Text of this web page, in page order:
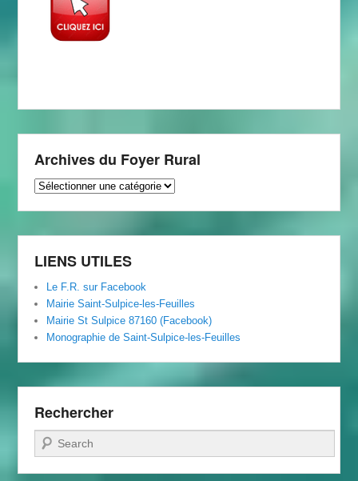
Archives du Foyer Rural
Archives
Rural
LIENS UTILES
Le F.R. sur Facebook
Mairie Saint-Sulpice-les-Feuilles
Mairie St Sulpice 87160 (Facebook)
Monographie de Saint-Sulpice-les-Feuilles
Rechercher
Recherche